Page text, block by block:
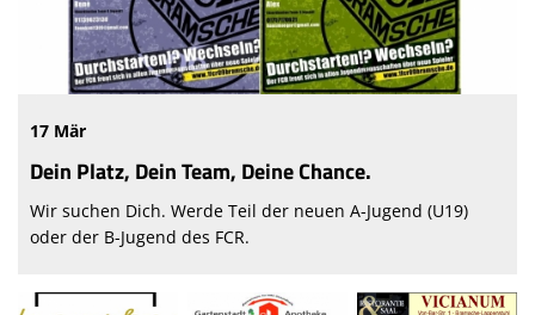
17 Mär
Dein Platz, Dein Team, Deine Chance.
Wir suchen Dich. Werde Teil der neuen A-Jugend (U19)
oder der B-Jugend des FCR.